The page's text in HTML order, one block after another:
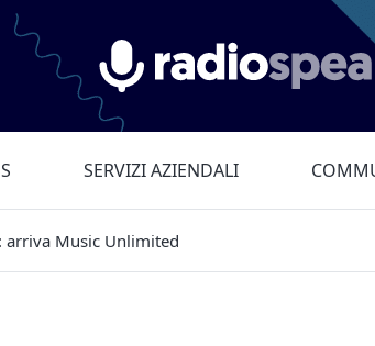
SERVIZI AZIENDALI
arriva Music Unlimited